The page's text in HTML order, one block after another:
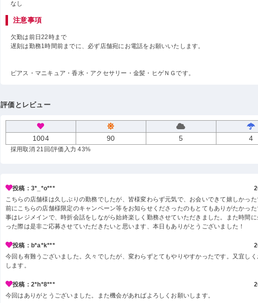
なし
注意事項
欠勤は前日22時まで
遅刻は勤務1時間前までに、必ず店舗宛にお電話をお願いいたします。
ピアス・マニキュア・香水・アクセサリー・金髪・ヒゲＮＧです。
評価とレビュー
1004 90 5 4
採用取消 21回/評価入力 43%
投稿：3*_*o***
こちらの店舗様は久しぶりの勤務でしたが、皆様変わらず元気で、お会いできて嬉しかっ
前にこちらの店舗様限定のキャンペーン等をお知らせくださったのもとてもありがたかっ
事はレジメインで、時折会話をしながら始終楽しく勤務させていただきました。また時間
った際は是非ご応募させていただきたいと思います、本日もありがとうございました！
投稿：b*a*k***
今回も有難うございました。久々でしたが、変わらずとてもやりやすかったです。又宜し
します。
投稿：2*h*8***
今回はありがとうございました。また機会があればよろしくお願いします。